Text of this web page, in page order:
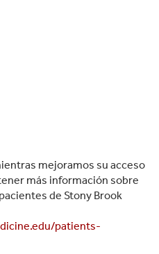
mejoramos su acceso
más información sobre
de Stony Brook
patients-